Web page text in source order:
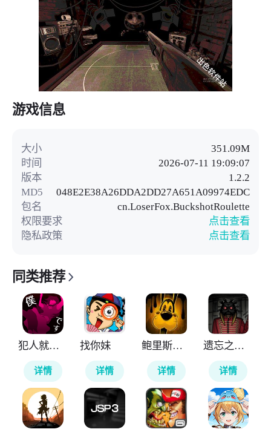
游戏信息
大小
351.09M
时间
2026-07-11 19:09:07
版本
1.2.2
MD5
048E2E38A26DDA2DD27A651A09974EDC
包名
cn.LoserFox.BuckshotRoulette
权限要求
点击查看
隐私政策
点击查看
同类推荐
犯人就是我
详情
找你妹
详情
鲍里斯与黑暗生存
详情
遗忘之丘手术室
详情